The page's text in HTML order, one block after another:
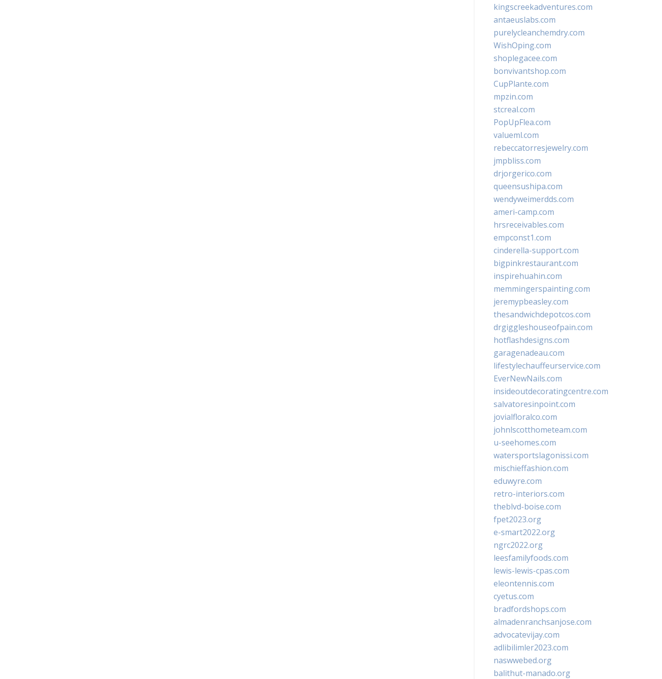
kingscreekadventures.com
antaeuslabs.com
purelycleanchemdry.com
WishOping.com
shoplegacee.com
bonvivantshop.com
CupPlante.com
mpzin.com
stcreal.com
PopUpFlea.com
valueml.com
rebeccatorresjewelry.com
jmpbliss.com
drjorgerico.com
queensushipa.com
wendyweimerdds.com
ameri-camp.com
hrsreceivables.com
empconst1.com
cinderella-support.com
bigpinkrestaurant.com
inspirehuahin.com
memmingerspainting.com
jeremypbeasley.com
thesandwichdepotcos.com
drgiggleshouseofpain.com
hotflashdesigns.com
garagenadeau.com
lifestylechauffeurservice.com
EverNewNails.com
insideoutdecoratingcentre.com
salvatoresinpoint.com
jovialfloralco.com
johnlscotthometeam.com
u-seehomes.com
watersportslagonissi.com
mischieffashion.com
eduwyre.com
retro-interiors.com
theblvd-boise.com
fpet2023.org
e-smart2022.org
ngrc2022.org
leesfamilyfoods.com
lewis-lewis-cpas.com
eleontennis.com
cyetus.com
bradfordshops.com
almadenranchsanjose.com
advocatevijay.com
adlibilimler2023.com
naswwebed.org
balithut-manado.org